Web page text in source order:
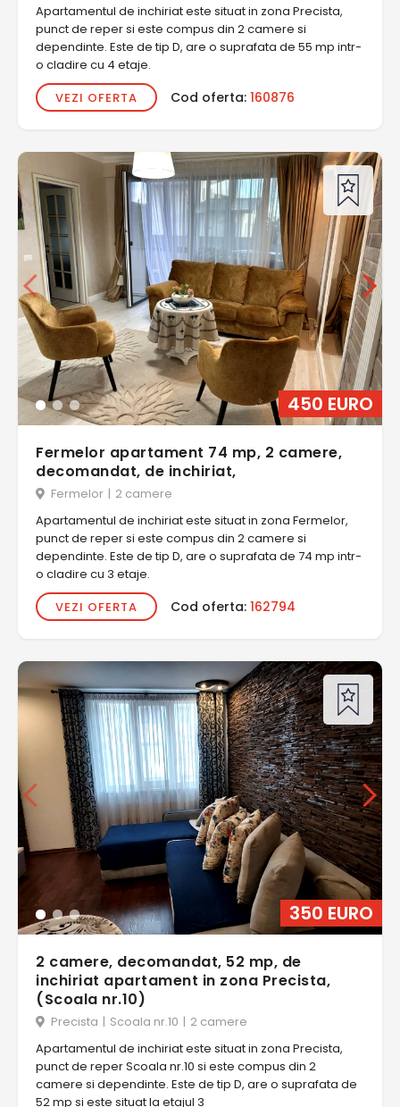
Apartamentul de inchiriat este situat in zona Precista,
punct de reper si este compus din 2 camere si
dependinte. Este de tip D, are o suprafata de 55 mp intr-
o cladire cu 4 etaje.
VEZI OFERTA
Cod oferta: 160876
450 EURO
Fermelor apartament 74 mp, 2 camere,
decomandat, de inchiriat,
Fermelor | 2 camere
Apartamentul de inchiriat este situat in zona Fermelor,
punct de reper si este compus din 2 camere si
dependinte. Este de tip D, are o suprafata de 74 mp intr-
o cladire cu 3 etaje.
VEZI OFERTA
Cod oferta: 162794
350 EURO
2 camere, decomandat, 52 mp, de
inchiriat apartament in zona Precista,
(Scoala nr.10)
Precista | Scoala nr.10 | 2 camere
Apartamentul de inchiriat este situat in zona Precista,
punct de reper Scoala nr.10 si este compus din 2
camere si dependinte. Este de tip D, are o suprafata de
52 mp si este situat la etajul 3